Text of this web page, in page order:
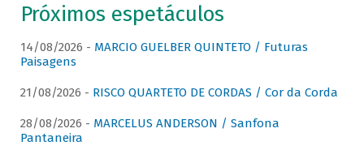
Próximos espetáculos
14/08/2026 - MARCIO GUELBER QUINTETO / Futuras
Paisagens
21/08/2026 - RISCO QUARTETO DE CORDAS / Cor da Corda
28/08/2026 - MARCELUS ANDERSON / Sanfona
Pantaneira